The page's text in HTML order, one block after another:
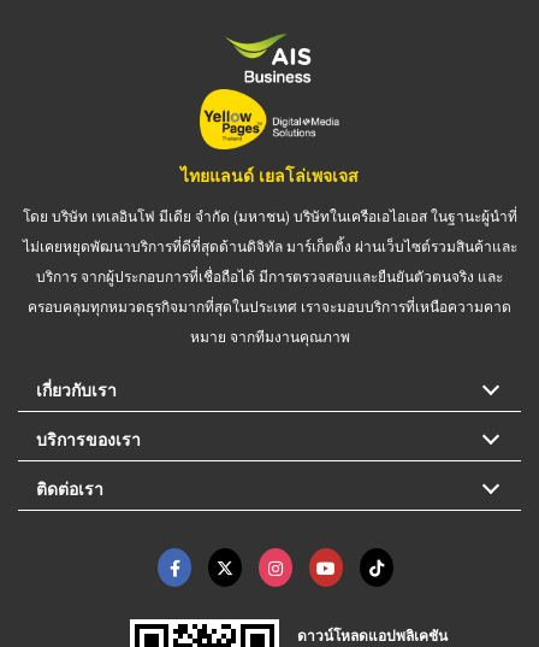
ไทยแลนด์ เยลโล่เพจเจส
โดย บริษัท เทเลอินโฟ มีเดีย จำกัด (มหาชน) บริษัทในเครือเอไอเอส ในฐานะผู้นำที่
ไม่เคยหยุดพัฒนาบริการที่ดีที่สุดด้านดิจิทัล มาร์เก็ตติ้ง ผ่านเว็บไซต์รวมสินค้าและ
บริการ จากผู้ประกอบการที่เชื่อถือได้ มีการตรวจสอบและยืนยันตัวตนจริง และ
ครอบคลุมทุกหมวดธุรกิจมากที่สุดในประเทศ เราจะมอบบริการที่เหนือความคาด
หมาย จากทีมงานคุณภาพ
เกี่ยวกับเรา
บริการของเรา
ติดต่อเรา
ดาวน์โหลดแอปพลิเคชัน